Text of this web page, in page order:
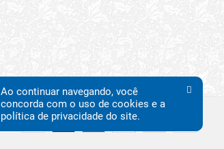
Ao continuar navegando, você
concorda com o uso de cookies e a
política de privacidade do site.